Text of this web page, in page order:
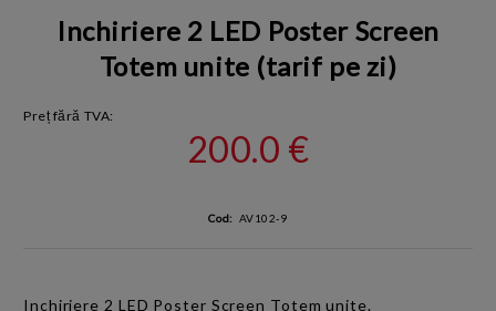
Inchiriere 2 LED Poster Screen
Totem unite (tarif pe zi)
Preț fără TVA:
200.0 €
Cod: AV102-9
Inchiriere 2 LED Poster Screen Totem unite.